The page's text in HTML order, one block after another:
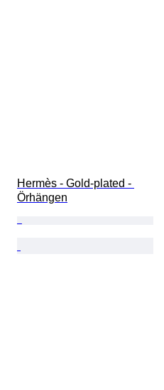
Hermès - Gold-plated -
Örhängen